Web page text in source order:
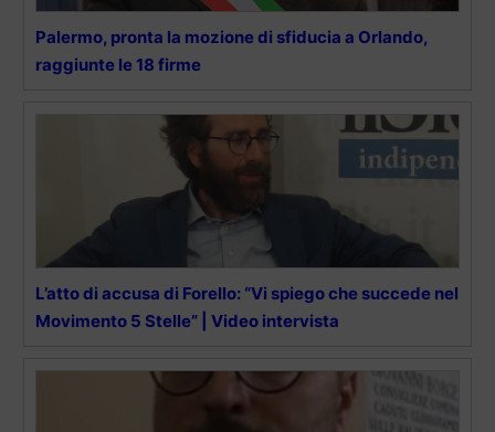
Palermo, pronta la mozione di sfiducia a Orlando,
raggiunte le 18 firme
L’atto di accusa di Forello: “Vi spiego che succede nel
Movimento 5 Stelle” | Video intervista